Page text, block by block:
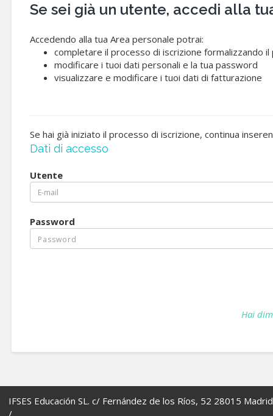
Se sei già un utente, accedi alla tua
Accedendo alla tua Area personale potrai:
completare il processo di iscrizione formalizzando
modificare i tuoi dati personali e la tua password
visualizzare e modificare i tuoi dati di fatturazione
Se hai già iniziato il processo di iscrizione, continua
Dati di accesso
Utente
Password
Hai
IFSES Educación SL. c/ Fernández de los Ríos, 52 28015